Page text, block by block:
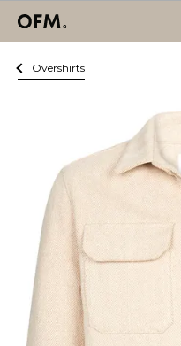
Overshirts